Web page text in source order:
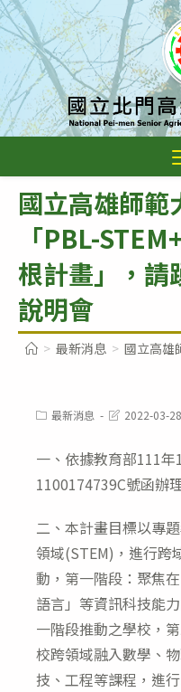
跳
轉
主
要
內
國立高雄師範
「PBL-
根計畫」，請
說明會
> 最新消息 > 國立高雄
Post最新消息
Post2022-03-28
一、依據教育部111
1100174739C號函辦
二、本計畫目標以專
領域(STEM)，進行跨
動，第一階段：聚焦
語言」等資訊科技能
一階段推動之學校，
校跨領域融入數學、
技、工程等課程，進